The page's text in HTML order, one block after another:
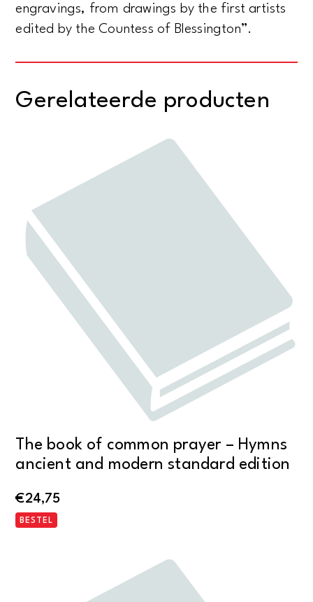
engravings, from drawings by the first artists
edited by the Countess of Blessington”.
Gerelateerde producten
The book of common prayer – Hymns
ancient and modern standard edition
€24,75
BESTEL